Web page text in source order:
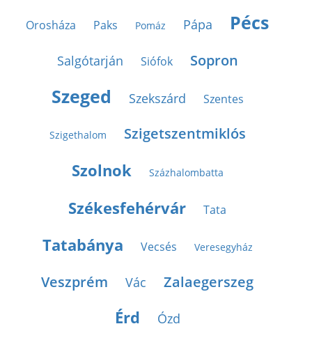
Orosháza Paks Pomáz Pápa Pécs
Salgótarján Siófok Sopron
Szeged Szekszárd Szentes
Szigethalom Szigetszentmiklós
Szolnok Százhalombatta
Székesfehérvár Tata
Tatabánya Vecsés Veresegyház
Veszprém Vác Zalaegerszeg
Érd Ózd